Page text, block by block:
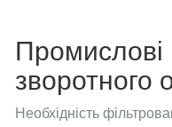
зворотного
Необхідність